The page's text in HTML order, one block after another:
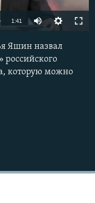
1:41
Яшин назвал
которую можно